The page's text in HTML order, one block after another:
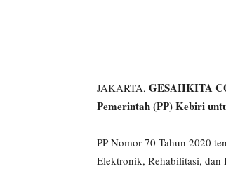
JAKARTA, GESAHKITA
Pemerintah (PP) Kebiri
PP Nomor 70 Tahun 2020
Elektronik, Rehabilitasi, dan